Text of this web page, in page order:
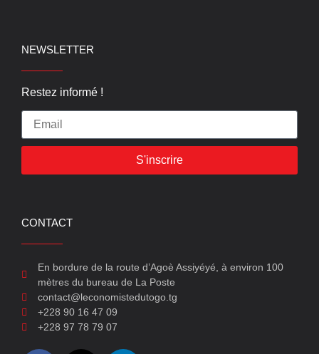
NEWSLETTER
Restez informé !
S'inscrire
CONTACT
En bordure de la route d’Agoè Assiyéyé, à environ 100
mètres du bureau de La Poste
contact@leconomistedutogo.tg
+228 90 16 47 09
+228 97 78 79 07